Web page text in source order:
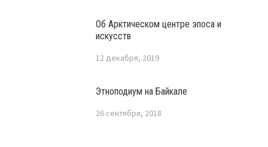
Об Арктическом центре эпоса и
искусств
12 декабря, 2019
Этноподиум на Байкале
26 сентября, 2018